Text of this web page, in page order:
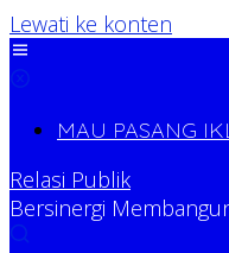
Lewati ke konten
MAU PASANG
Relasi Publik
Bersinergi